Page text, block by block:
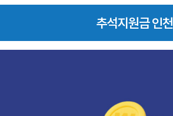
추석지원금 인천